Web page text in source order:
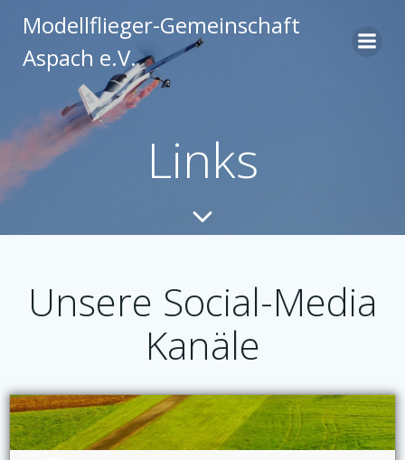
Inhalt
Modellflieger-Gemeinschaft
Aspach e.V.
Links
Unsere Social-Media
Kanäle